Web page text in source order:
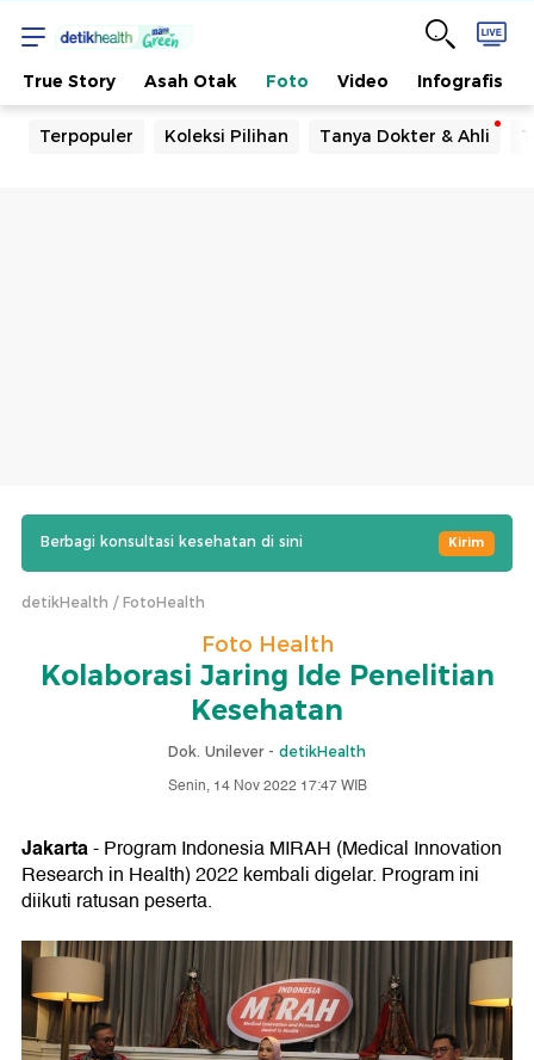
True Story Asah Otak Foto Video Infografis
Terpopuler Koleksi Pilihan Tanya Dokter & Ahli
Berbagi konsultasi kesehatan di sini Kirim
detikHealth FotoHealth
Foto Health
Kolaborasi Jaring Ide Penelitian
Kesehatan
Dok. Unilever - detikHealth
Senin, 14 Nov 2022 17:47 WIB
Jakarta- Program Indonesia MIRAH (Medical Innovation
Research in Health) 2022 kembali digelar. Program ini
diikuti ratusan peserta.